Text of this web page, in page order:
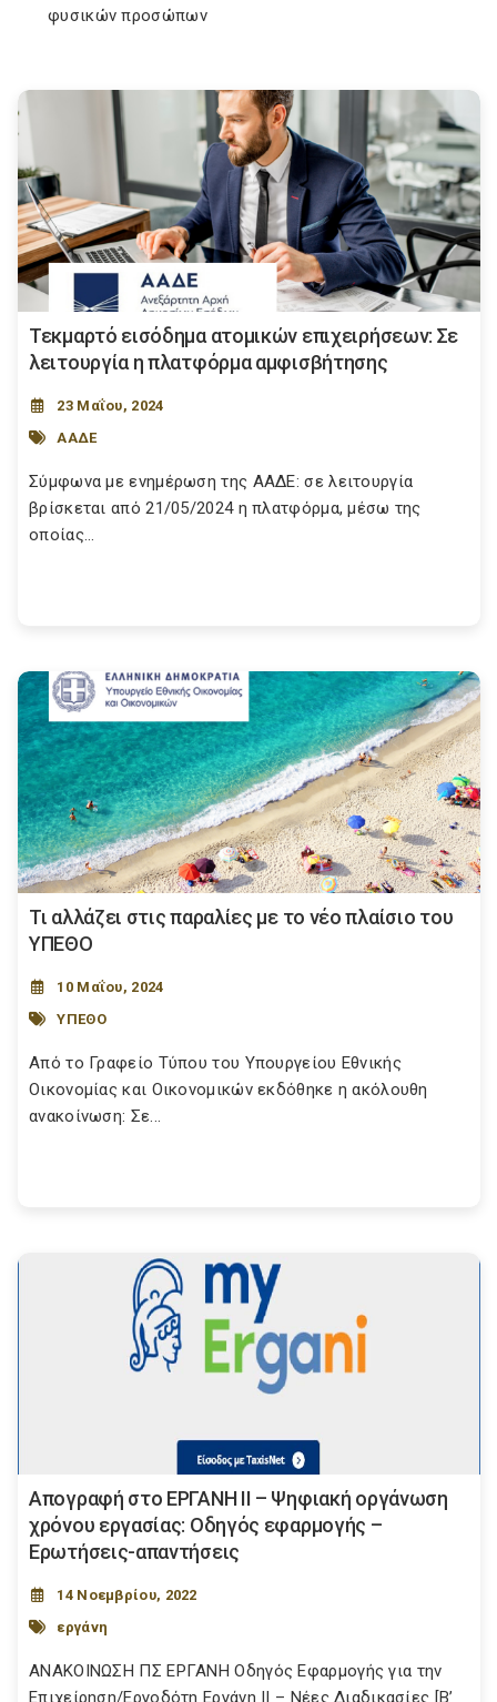
φυσικών προσώπων
Τεκμαρτό εισόδημα ατομικών επιχειρήσεων: Σε
λειτουργία η πλατφόρμα αμφισβήτησης
23 Μαΐου, 2024
ΑΑΔΕ
Σύμφωνα με ενημέρωση της ΑΑΔΕ: σε λειτουργία
βρίσκεται από 21/05/2024 η πλατφόρμα, μέσω της
οποίας...
Τι αλλάζει στις παραλίες με το νέο πλαίσιο του
ΥΠΕΘΟ
10 Μαΐου, 2024
ΥΠΕΘΟ
Από το Γραφείο Τύπου του Υπουργείου Εθνικής
Οικονομίας και Οικονομικών εκδόθηκε η ακόλουθη
ανακοίνωση: Σε...
Απογραφή στο ΕΡΓΑΝΗ ΙΙ – Ψηφιακή οργάνωση
χρόνου εργασίας: Οδηγός εφαρμογής –
Ερωτήσεις-απαντήσεις
14 Νοεμβρίου, 2022
εργάνη
ΑΝΑΚΟΙΝΩΣΗ ΠΣ ΕΡΓΑΝΗ Οδηγός Εφαρμογής για την
Επιχείρηση/Εργοδότη Εργάνη ΙΙ – Νέες Διαδικασίες [Β’